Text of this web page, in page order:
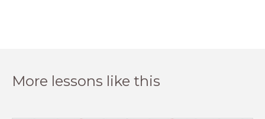
More lessons like this